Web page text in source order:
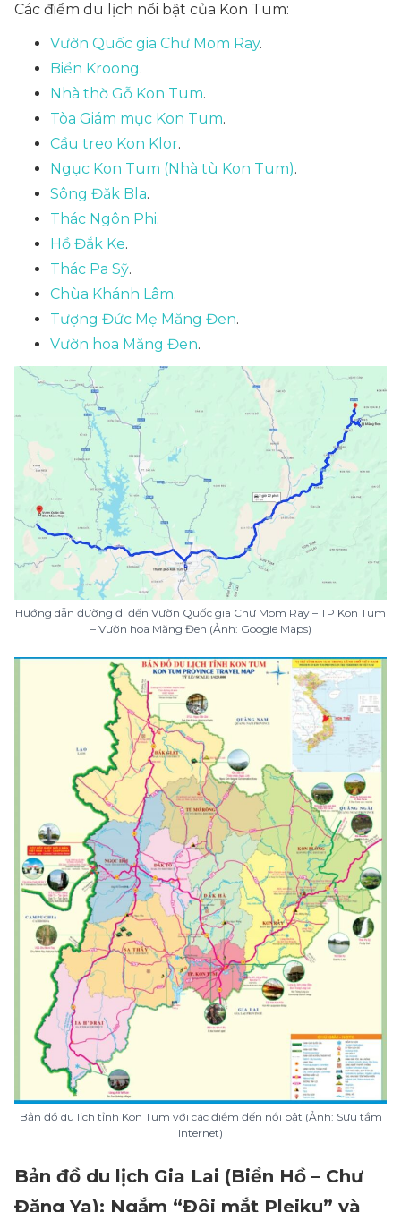
Các điểm du lịch nổi bật của Kon Tum:
Vườn Quốc gia Chư Mom Ray.
Biển Kroong.
Nhà thờ Gỗ Kon Tum.
Tòa Giám mục Kon Tum.
Cầu treo Kon Klor.
Ngục Kon Tum (Nhà tù Kon Tum).
Sông Đăk Bla.
Thác Ngôn Phi.
Hồ Đắk Ke.
Thác Pa Sỹ.
Chùa Khánh Lâm.
Tượng Đức Mẹ Măng Đen.
Vườn hoa Măng Đen.
Hướng dẫn đường đi đến Vườn Quốc gia Chư Mom Ray – TP Kon Tum
– Vườn hoa Măng Đen (Ảnh: Google Maps)
Bản đồ du lịch tỉnh Kon Tum với các điểm đến nổi bật (Ảnh: Sưu tầm
Internet)
Bản đồ du lịch Gia Lai (Biển Hồ – Chư
Đăng Ya): Ngắm “Đôi mắt Pleiku” và